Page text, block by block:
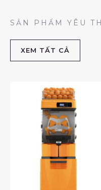
SẢN PHẨM YÊU
XEM TẤT CẢ